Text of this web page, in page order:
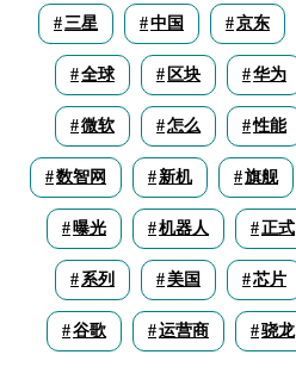
三星 中国 京东
全球 区块 华为
微软 怎么 性能
数智网 新机 旗舰
曝光 机器人 正式
系列 美国 芯片
谷歌 运营商 骁龙